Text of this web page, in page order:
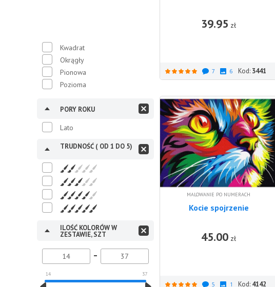
Kwadrat
Okrągły
Pionowa
Pozioma
PORY ROKU
Lato
TRUDNOŚĆ ( OD 1 DO 5)
ILOŚĆ KOLORÓW W
ZESTAWIE, SZT
14 37
39.95 zł
7 6 Kod: 3441
MALOWANIE PO NUMERACH
Kocie spojrzenie
45.00 zł
5 1 Kod: 4142